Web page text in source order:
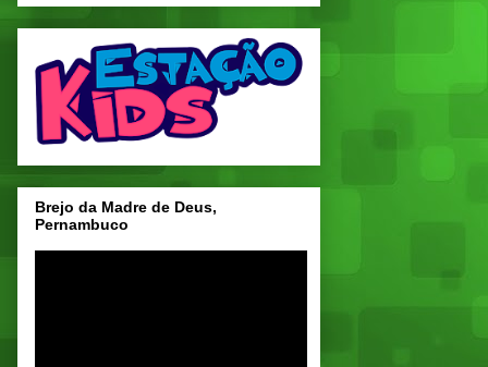
Brejo da Madre de Deus,
Pernambuco